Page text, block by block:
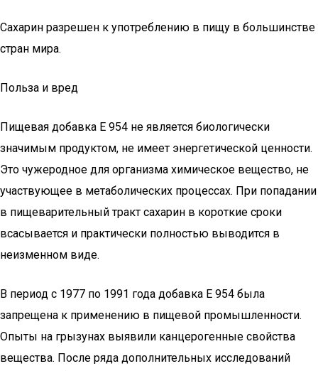
Сахарин разрешен к употреблению в пищу в большинстве
стран мира.
Польза и вред
Пищевая добавка Е 954 не является биологически
значимым продуктом, не имеет энергетической ценности.
Это чужеродное для организма химическое вещество, не
участвующее в метаболических процессах. При попадании
в пищеварительный тракт сахарин в короткие сроки
всасывается и практически полностью выводится в
неизменном виде.
В период с 1977 по 1991 года добавка E 954 была
запрещена к применению в пищевой промышленности.
Опыты на грызунах выявили канцерогенные свойства
вещества. После ряда дополнительных исследований